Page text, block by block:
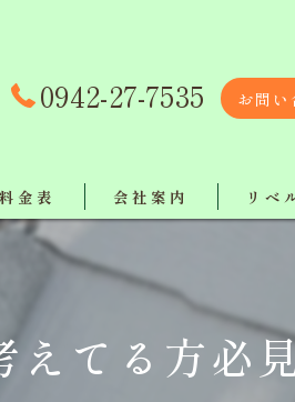
0942-27-7535 お問い
金表 会社案内
リクルート
リベルタスタッフ紹介
【ボランティア活動報告】
リベ
塗り替え
屋根工事
えてる方必